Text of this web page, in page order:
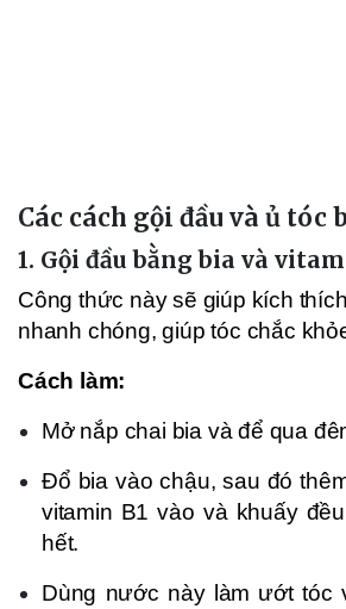
Các cách gội đầu và ủ tóc
1. Gội đầu bằng bia và
Công thức này sẽ giúp kích
nhanh chóng, giúp tóc chắc
Cách làm:
Mở nắp chai bia và để qua
Đổ bia vào chậu, sau đó
vitamin B1 vào và khuấy
hết.
Dùng nước này làm ướt tóc